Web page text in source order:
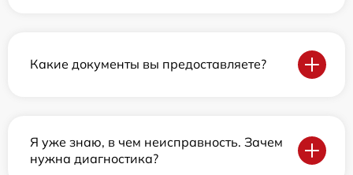
Какие документы вы предоставляете?
Я уже знаю, в чем неисправность. Зачем
нужна диагностика?